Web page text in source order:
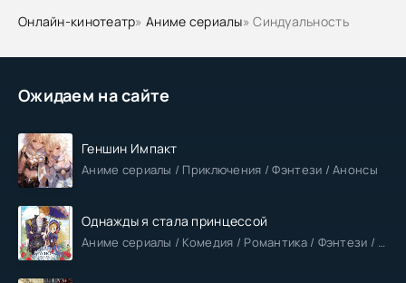
Ожидаем на сайте
Геншин Импакт
Аниме сериалы / Приключения / Фэнтези / Анонсы
Однажды я стала принцессой
Аниме сериалы / Комедия / Романтика / Фэнтези / Анонсы
Онлайн-кинотеатр»Аниме сериалы» Синдуальность